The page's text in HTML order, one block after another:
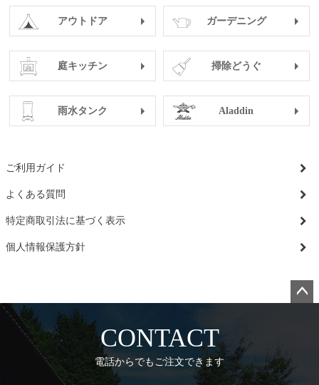
アウトドア ガーデニング
庭キッチン 掃除どうぐ
雨水タンク Aladdin
ご利用ガイド
よくある質問
特定商取引法に基づく表示
個人情報保護方針
へ
CONTACT
電話からでもご注文できます